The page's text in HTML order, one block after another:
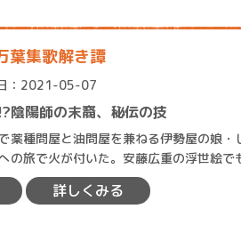
集歌解き譚
：2021-05-07
陰陽師の末裔、秘伝の技
薬種問屋と油問屋を兼ねる伊勢屋の娘・
の旅で火が付いた。安藤広重の浮世絵で
しづ子の、万葉集への…
詳しくみる